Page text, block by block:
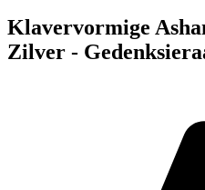
Klavervormige
Zilver -